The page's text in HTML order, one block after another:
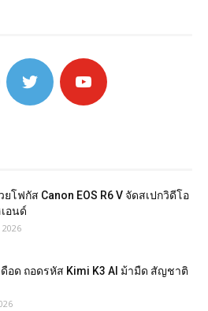
ยโฟกัส Canon EOS R6 V จัดสเปกวิดีโอ
อนด์
อด ถอดรหัส Kimi K3 AI ม้ามืด สัญชาติ